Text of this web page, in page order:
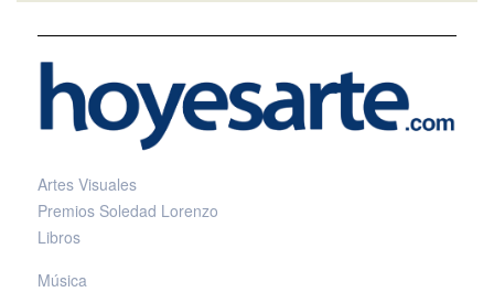
Artes Visuales
Premios Soledad Lorenzo
Libros
Música